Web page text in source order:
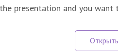
presentation and you